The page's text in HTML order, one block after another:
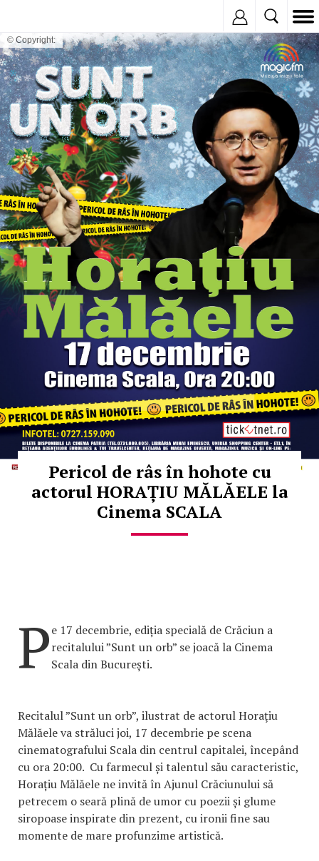
© Copyright:
Pericol de râs în hohote cu
actorul HORAȚIU MĂLĂELE la
Cinema SCALA
Pe 17 decembrie, ediția specială de Crăciun a
recitalului ”Sunt un orb” se joacă la Cinema
Scala din București.
Recitalul ”Sunt un orb”, ilustrat de actorul Horaţiu
Mălăele va străluci joi, 17 decembrie pe scena
cinematografului Scala din centrul capitalei, începând
cu ora 20:00. Cu farmecul și talentul său caracteristic,
Horațiu Mălăele ne invită în Ajunul Crăciunului să
petrecem o seară plină de umor cu poezii și glume
siropoase inspirate din prezent, cu ironii fine sau
momente de mare profunzime artistică.